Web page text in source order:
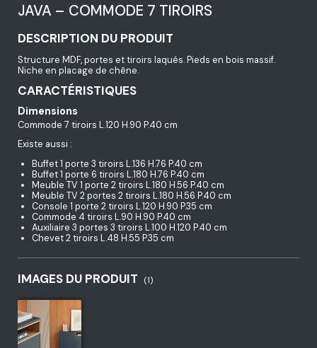
JAVA – COMMODE 7 TIROIRS
DESCRIPTION DU PRODUIT
Structure MDF, portes et tiroirs laqués. Pieds en bois massif.
Niche en placage de chêne.
CARACTÉRISTIQUES
Dimensions
Commode 7 tiroirs L.120 H.90 P.40 cm
Existe aussi :
Buffet 1 porte 3 tiroirs L.136 H.76 P.40 cm
Buffet 1 porte 6 tiroirs L.180 H.76 P.40 cm
Meuble TV 1 porte 2 tiroirs L.180 H.56 P.40 cm
Meuble TV 2 portes 2 tiroirs L.180 H.56 P.40 cm
Console 1 porte 2 tiroirs L.120 H.90 P.35 cm
Commode 4 tiroirs L.90 H.90 P.40 cm
Auxiliaire 3 portes 3 tiroirs L.100 H.120 P.40 cm
Chevet 2 tiroirs L.48 H.55 P.35 cm
IMAGES DU PRODUIT (1)